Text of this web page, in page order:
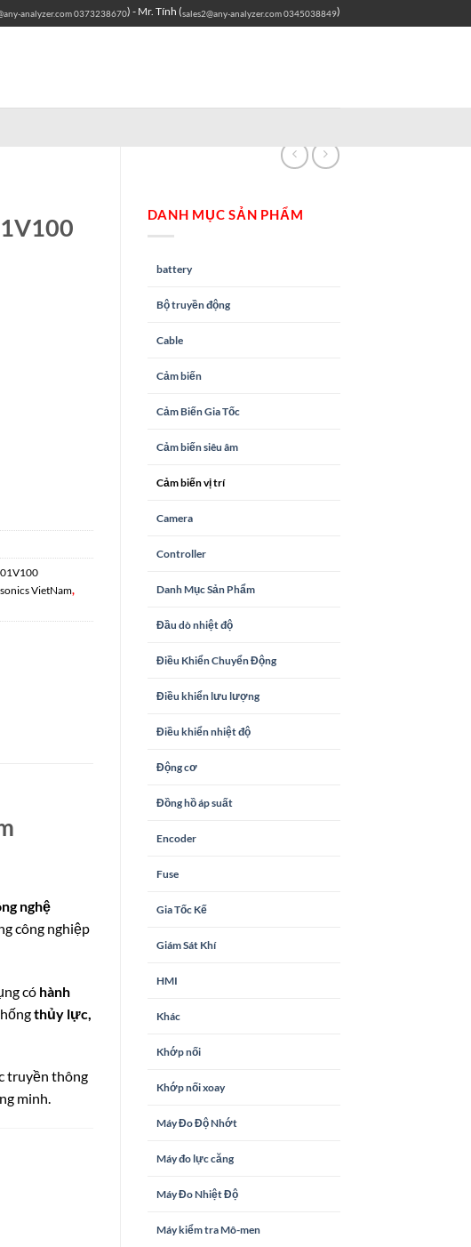
analyzer.com0373238670) - Mr. Tính (sales2@any-analyzer.com0345038849)
DANH MỤC SẢN PHẨM
battery
Bộ truyền động
Cable
Cảm biến
Cảm Biến Gia Tốc
Cảm biến siêu âm
Cảm biến vị trí
Camera
Controller
Danh Mục Sản Phẩm
Đầu dò nhiệt độ
Điều Khiển Chuyển Động
Điều khiển lưu lượng
Điều khiển nhiệt độ
Động cơ
Đồng hồ áp suất
Encoder
Fuse
Gia Tốc Kế
Giám Sát Khí
HMI
Khác
Khớp nối
Khớp nối xoay
Máy Đo Độ Nhớt
Máy đo lực căng
Máy Đo Nhiệt Độ
Máy kiểm tra Mô-men
VietNam,
nghệ
công nghiệp
có hành
thủy lực,
truyền thông
minh.